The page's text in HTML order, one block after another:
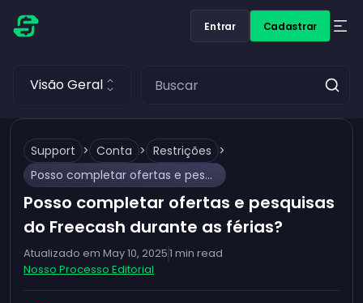
Entrar Cadastrar
Visão Geral
Support > Conta > Restrições >
Posso completar ofertas e pesquisas do Freecash durante as férias?
Posso completar ofertas e pesquisas
do Freecash durante as férias?
Atualizado em May 10, 20251 min read
Nosso Processo Editorial